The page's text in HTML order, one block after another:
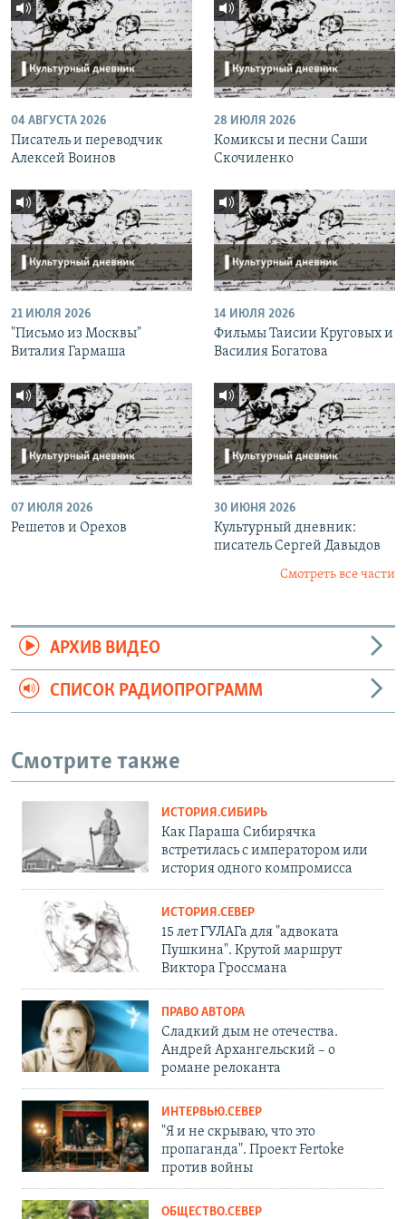
04 АВГУСТА 2026
Писатель и переводчик
Алексей Воинов
28 ИЮЛЯ 2026
Комиксы и песни Саши
Скочиленко
21 ИЮЛЯ 2026
"Письмо из Москвы"
Виталия Гармаша
14 ИЮЛЯ 2026
Фильмы Таисии Круговых и
Василия Богатова
07 ИЮЛЯ 2026
Решетов и Орехов
30 ИЮНЯ 2026
Культурный дневник:
писатель Сергей Давыдов
Смотреть все части
АРХИВ ВИДЕО
СПИСОК РАДИОПРОГРАММ
Смотрите также
ИСТОРИЯ.СИБИРЬ
Как Параша Сибирячка
встретилась с императором или
история одного компромисса
ИСТОРИЯ.СЕВЕР
15 лет ГУЛАГа для "адвоката
Пушкина". Крутой маршрут
Виктора Гроссмана
ПРАВО АВТОРА
Сладкий дым не отечества.
Андрей Архангельский – о
романе релоканта
ИНТЕРВЬЮ.СЕВЕР
"Я и не скрываю, что это
пропаганда". Проект Fertoke
против войны
ОБЩЕСТВО.СЕВЕР